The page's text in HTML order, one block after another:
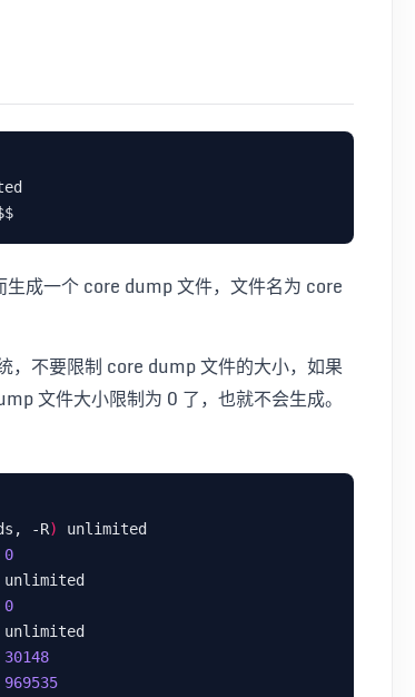
成一个 core dump 文件，文件名为 core
，不要限制 core dump 文件的大小，如果
文件大小限制为 0 了，也就不会生成。
-R)
0
0
30148
969535